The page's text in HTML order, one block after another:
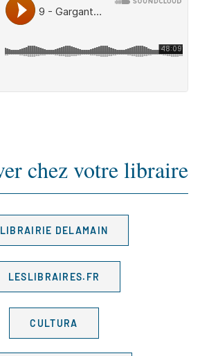
chez votre libraire
LIBRAIRIE DELAMAIN
LESLIBRAIRES.FR
CULTURA